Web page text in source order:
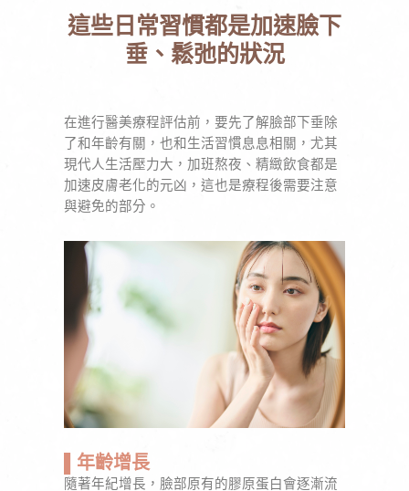
這些日常習慣都是加速臉下
垂、鬆弛的狀況
在進行醫美療程評估前，要先了解臉部下垂除
了和年齡有關，也和生活習慣息息相關，尤其
現代人生活壓力大，加班熬夜、精緻飲食都是
加速皮膚老化的元凶，這也是療程後需要注意
與避免的部分。
▌年齡增長
隨著年紀增長，臉部原有的膠原蛋白會逐漸流